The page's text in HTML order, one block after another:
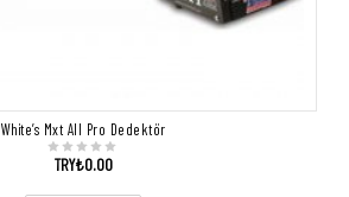
White’s Mxt All Pro Dedektör
TRY₺0.00